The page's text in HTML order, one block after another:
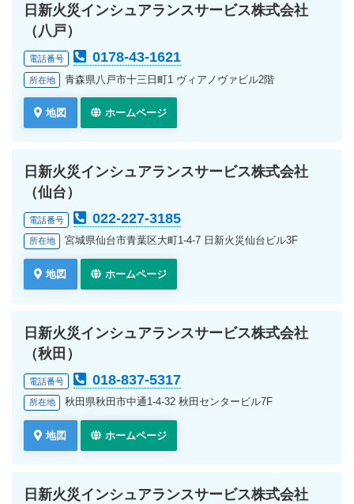
日新火災インシュアランスサービス株式会社
（八戸）
電話番号 0178-43-1621
所在地 青森県八戸市十三日町1 ヴィアノヴァビル2階
地図 ホームページ
日新火災インシュアランスサービス株式会社
（仙台）
電話番号 022-227-3185
所在地 宮城県仙台市青葉区大町1-4-7 日新火災仙台ビル3F
地図 ホームページ
日新火災インシュアランスサービス株式会社
（秋田）
電話番号 018-837-5317
所在地 秋田県秋田市中通1-4-32 秋田センタービル7F
地図 ホームページ
日新火災インシュアランスサービス株式会社